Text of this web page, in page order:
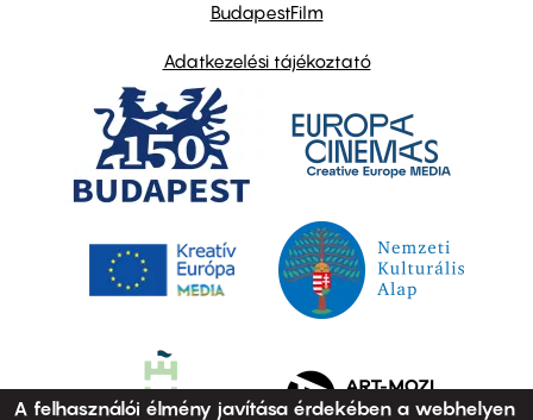
BudapestFilm
Adatkezelési tájékoztató
A felhasználói élmény javítása érdekében a webhelyen